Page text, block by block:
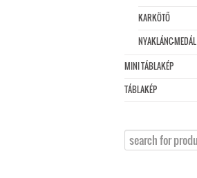
KARKÖTŐ
NYAKLÁNC-MEDÁL
MINI TÁBLAKÉP
TÁBLAKÉP